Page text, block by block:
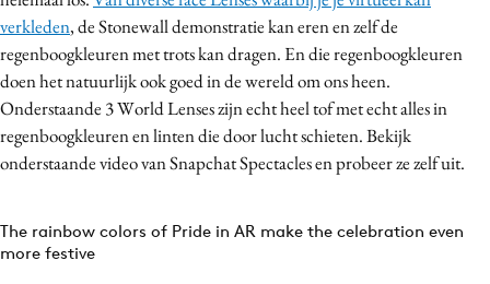
verkleden, de Stonewall demonstratie kan eren en zelf de
regenboogkleuren met trots kan dragen. En die regenboogkleuren
doen het natuurlijk ook goed in de wereld om ons heen.
Onderstaande 3 World Lenses zijn echt heel tof met echt alles in
regenboogkleuren en linten die door lucht schieten. Bekijk
onderstaande video van Snapchat Spectacles en probeer ze zelf uit.
The rainbow colors of Pride in AR make the celebration even
more festive